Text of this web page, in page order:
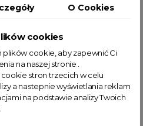
mini
Błękitne Sukienki
ślub cywilny
Uroczystości HOT SALE
O Cookies
cookies
plików cookie, aby zapewnić Ci
na naszej stronie .
stron trzecich w celu
a nastepnie wyświetlania reklam
na podstawie analizy Twoich